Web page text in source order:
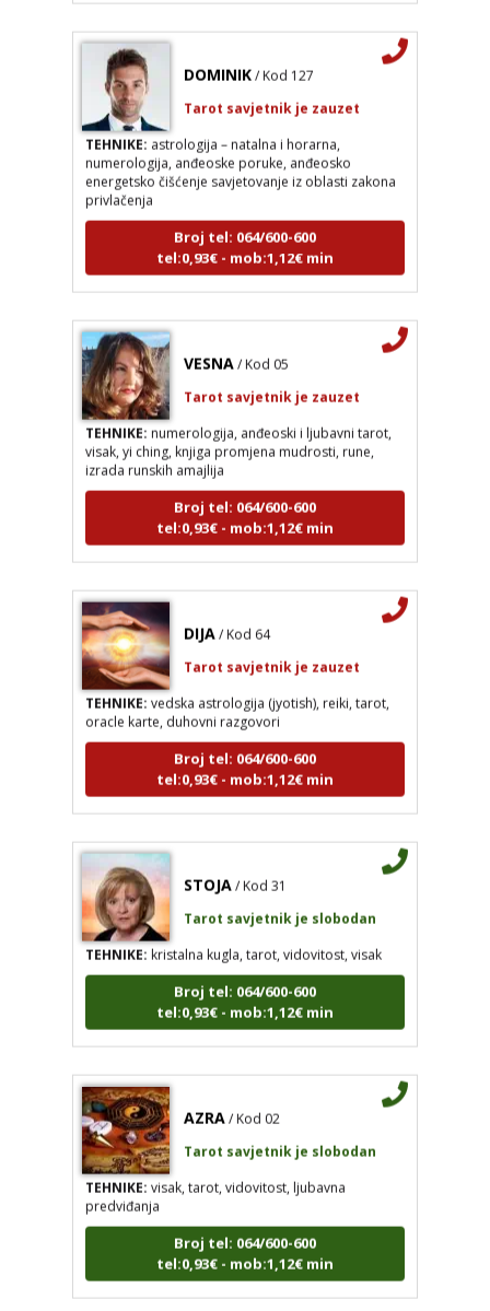
DOMINIK
Tarot savjetnik je zauzet
TEHNIKE:
astrologija – natalna i horarna,
numerologija, anđeoske poruke, anđeosko
energetsko čišćenje savjetovanje iz oblasti zakona
privlačenja
tel:0,93€ - mob:1,12€ min
VESNA
Tarot savjetnik je zauzet
TEHNIKE:numerologija, anđeoski i ljubavni tarot,
visak, yi ching, knjiga promjena mudrosti, rune,
izrada runskih amajlija
Broj tel: 064/600-600
tel:0,93€ - mob:1,12€ min
DIJA
Tarot savjetnik je zauzet
TEHNIKE:vedska astrologija (jyotish), reiki, tarot,
oracle karte, duhovni razgovori
Broj tel: 064/600-600
tel:0,93€ - mob:1,12€ min
STOJA
Tarot savjetnik je slobodan
TEHNIKE:kristalna kugla, tarot, vidovitost, visak
Broj tel: 064/600-600
tel:0,93€ - mob:1,12€ min
AZRA
Tarot savjetnik je slobodan
TEHNIKE:visak, tarot, vidovitost, ljubavna
predviđanja
tel:0,93€ - mob:1,12€ min